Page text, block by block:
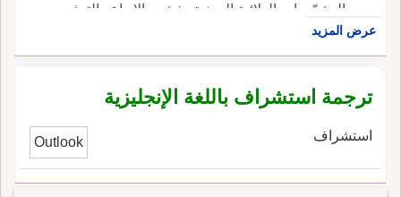
المؤسّسات الولائية المعنية بشؤون الإيداع والتوفير
Supervision.
عرض المزيد
ترجمة استشراف باللغة الإنجليزية
استشراف Outlook